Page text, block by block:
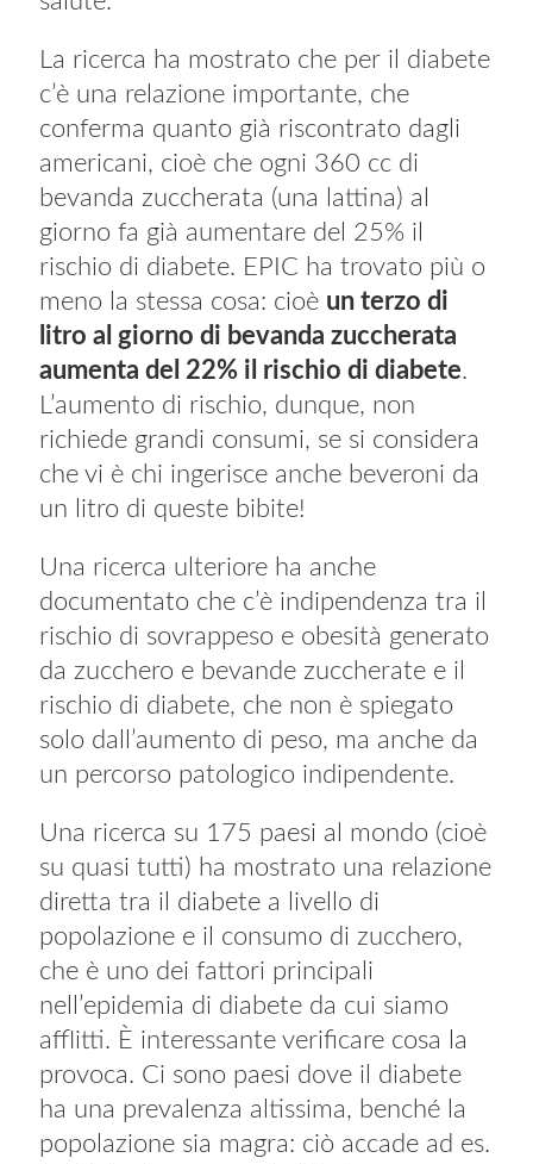
La ricerca ha mostrato che per il diabete
c’è una relazione importante, che
conferma quanto già riscontrato dagli
americani, cioè che ogni 360 cc di
bevanda zuccherata (una lattina) al
giorno fa già aumentare del 25% il
rischio di diabete. EPIC ha trovato più o
meno la stessa cosa: cioè un terzo di
litro al giorno di bevanda zuccherata
aumenta del 22% il rischio di diabete.
L’aumento di rischio, dunque, non
richiede grandi consumi, se si considera
che vi è chi ingerisce anche beveroni da
un litro di queste bibite!
Una ricerca ulteriore ha anche
documentato che c’è indipendenza tra il
rischio di sovrappeso e obesità generato
da zucchero e bevande zuccherate e il
rischio di diabete, che non è spiegato
solo dall’aumento di peso, ma anche da
un percorso patologico indipendente.
Una ricerca su 175 paesi al mondo (cioè
su quasi tutti) ha mostrato una relazione
diretta tra il diabete a livello di
popolazione e il consumo di zucchero,
che è uno dei fattori principali
nell’epidemia di diabete da cui siamo
afflitti. È interessante verificare cosa la
provoca. Ci sono paesi dove il diabete
ha una prevalenza altissima, benché la
popolazione sia magra: ciò accade ad es.